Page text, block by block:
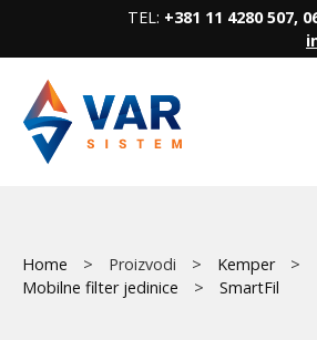
content
TEL: +381 11 4280 507,
Main
Breadcrumb
Home Proizvodi
Kemper
Mobilne filter jedinice
SmartFil